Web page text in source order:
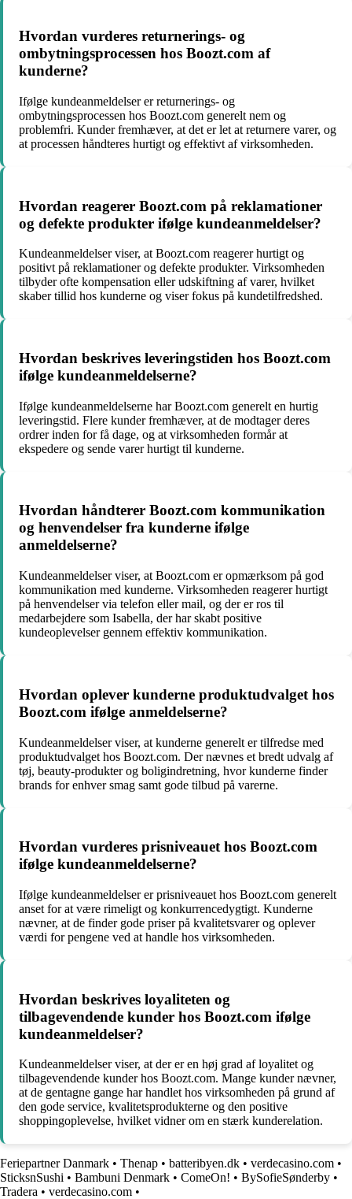
Hvordan vurderes returnerings- og
ombytningsprocessen hos Boozt.com af
kunderne?
Ifølge kundeanmeldelser er returnerings- og
ombytningsprocessen hos Boozt.com generelt nem og
problemfri. Kunder fremhæver, at det er let at returnere varer, og
at processen håndteres hurtigt og effektivt af virksomheden.
Hvordan reagerer Boozt.com på reklamationer
og defekte produkter ifølge kundeanmeldelser?
Kundeanmeldelser viser, at Boozt.com reagerer hurtigt og
positivt på reklamationer og defekte produkter. Virksomheden
tilbyder ofte kompensation eller udskiftning af varer, hvilket
skaber tillid hos kunderne og viser fokus på kundetilfredshed.
Hvordan beskrives leveringstiden hos Boozt.com
ifølge kundeanmeldelserne?
Ifølge kundeanmeldelserne har Boozt.com generelt en hurtig
leveringstid. Flere kunder fremhæver, at de modtager deres
ordrer inden for få dage, og at virksomheden formår at
ekspedere og sende varer hurtigt til kunderne.
Hvordan håndterer Boozt.com kommunikation
og henvendelser fra kunderne ifølge
anmeldelserne?
Kundeanmeldelser viser, at Boozt.com er opmærksom på god
kommunikation med kunderne. Virksomheden reagerer hurtigt
på henvendelser via telefon eller mail, og der er ros til
medarbejdere som Isabella, der har skabt positive
kundeoplevelser gennem effektiv kommunikation.
Hvordan oplever kunderne produktudvalget hos
Boozt.com ifølge anmeldelserne?
Kundeanmeldelser viser, at kunderne generelt er tilfredse med
produktudvalget hos Boozt.com. Der nævnes et bredt udvalg af
tøj, beauty-produkter og boligindretning, hvor kunderne finder
brands for enhver smag samt gode tilbud på varerne.
Hvordan vurderes prisniveauet hos Boozt.com
ifølge kundeanmeldelserne?
Ifølge kundeanmeldelser er prisniveauet hos Boozt.com generelt
anset for at være rimeligt og konkurrencedygtigt. Kunderne
nævner, at de finder gode priser på kvalitetsvarer og oplever
værdi for pengene ved at handle hos virksomheden.
Hvordan beskrives loyaliteten og
tilbagevendende kunder hos Boozt.com ifølge
kundeanmeldelser?
Kundeanmeldelser viser, at der er en høj grad af loyalitet og
tilbagevendende kunder hos Boozt.com. Mange kunder nævner,
at de gentagne gange har handlet hos virksomheden på grund af
den gode service, kvalitetsprodukterne og den positive
shoppingoplevelse, hvilket vidner om en stærk kunderelation.
Feriepartner Danmark • Thenap • batteribyen.dk • verdecasino.com •
SticksnSushi • Bambuni Denmark • ComeOn! • BySofieSønderby •
Tradera • verdecasino.com •